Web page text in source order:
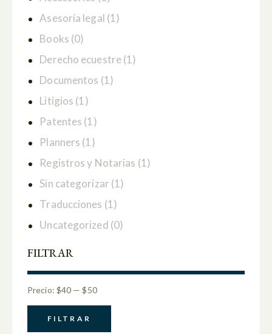
Asesoría legal (1)
Books (0)
Derecho ecuestre(1)
Documentos (1)
Litigios (1)
Patentes (1)
Planners (1)
Registros y Notarias (1)
Sin categorizar (1)
Traducciones (1)
Uncategorized (0)
FILTRAR
FILTRAR
Precio: $40 —$50